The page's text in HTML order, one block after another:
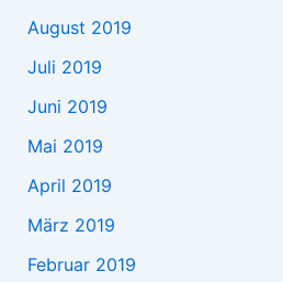
August 2019
Juli 2019
Juni 2019
Mai 2019
April 2019
März 2019
Februar 2019